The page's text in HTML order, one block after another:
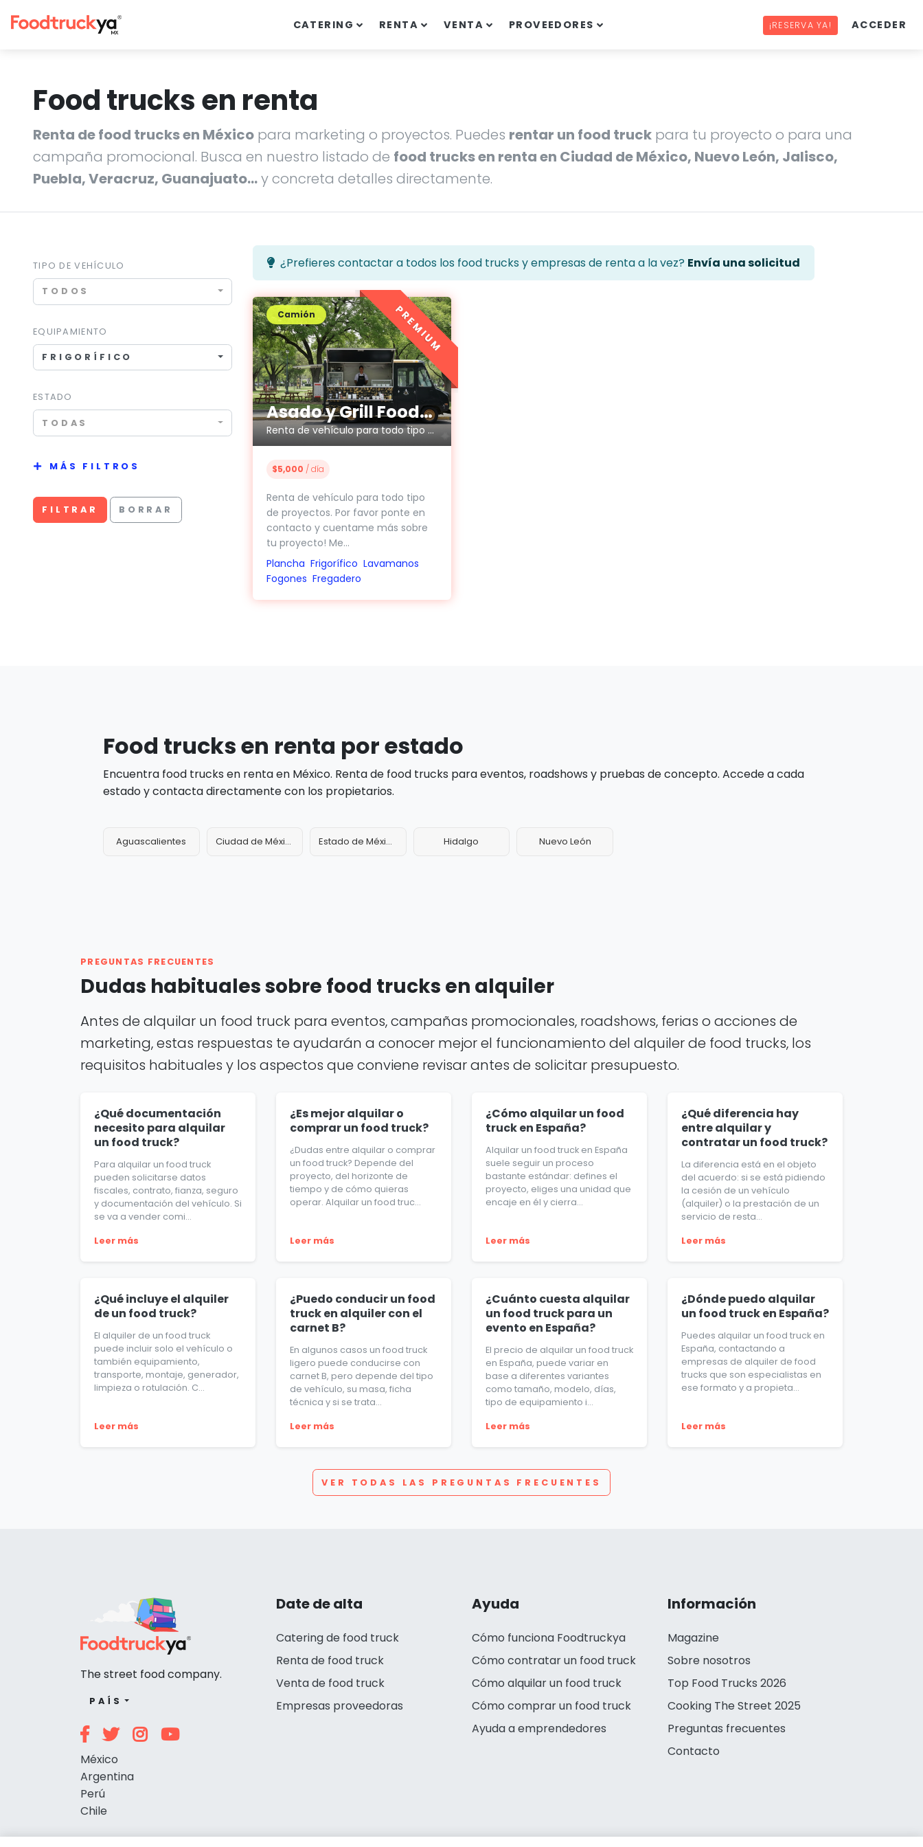
CATERING RENTA VENTA PROVEEDORES ¡RESERVA YA! ACCEDER
Food trucks en renta
Renta de food trucks en México para marketing o proyectos. Puedes rentar un food truck para tu proyecto o para una
campaña promocional. Busca en nuestro listado de food trucks en renta en Ciudad de México, Nuevo León, Jalisco,
Puebla, Veracruz, Guanajuato…y concreta detalles directamente.
TIPO DE VEHÍCULO
TODOS
EQUIPAMIENTO
FRIGORÍFICO
ESTADO
TODAS
MÁS FILTROS
FILTRAR BORRAR
¿Prefieres contactar a todos los food trucks y empresas de renta a la vez? Envía una solicitud
Asado y Grill FoodTruck
Renta de vehículo para todo tipo de eventos
Camión
$5,000 / día
Renta de vehículo para todo tipo
de proyectos. Por favor ponte en
contacto y cuentame más sobre
tu proyecto! Me...
Plancha Frigorífico Lavamanos
Fogones Fregadero
PREMIUM
Food trucks en renta por estado
Encuentra food trucks en renta en México. Renta de food trucks para eventos, roadshows y pruebas de concepto. Accede a cada
estado y contacta directamente con los propietarios.
Aguascalientes Ciudad de México Estado de México Hidalgo Nuevo León
PREGUNTAS FRECUENTES
Dudas habituales sobre food trucks en alquiler
Antes de alquilar un food truck para eventos, campañas promocionales, roadshows, ferias o acciones de
marketing, estas respuestas te ayudarán a conocer mejor el funcionamiento del alquiler de food trucks, los
requisitos habituales y los aspectos que conviene revisar antes de solicitar presupuesto.
¿Qué documentación
necesito para alquilar
un food truck?
Para alquilar un food truck
pueden solicitarse datos
fiscales, contrato, fianza, seguro
y documentación del vehículo. Si
se va a vender comi...
Leer más
¿Es mejor alquilar o
comprar un food truck?
¿Dudas entre alquilar o comprar
un food truck? Depende del
proyecto, del horizonte de
tiempo y de cómo quieras
operar. Alquilar un food truc...
Leer más
¿Cómo alquilar un food
truck en España?
Alquilar un food truck en España
suele seguir un proceso
bastante estándar: defines el
proyecto, eliges una unidad que
encaje en él y cierra...
Leer más
¿Qué diferencia hay
entre alquilar y
contratar un food truck?
La diferencia está en el objeto
del acuerdo: si se está pidiendo
la cesión de un vehículo
(alquiler) o la prestación de un
servicio de resta...
Leer más
¿Qué incluye el alquiler
de un food truck?
El alquiler de un food truck
puede incluir solo el vehículo o
también equipamiento,
transporte, montaje, generador,
limpieza o rotulación. C...
Leer más
¿Puedo conducir un food
truck en alquiler con el
carnet B?
En algunos casos un food truck
ligero puede conducirse con
carnet B, pero depende del tipo
de vehículo, su masa, ficha
técnica y si se trata...
Leer más
¿Cuánto cuesta alquilar
un food truck para un
evento en España?
El precio de alquilar un food truck
en España, puede variar en
base a diferentes variantes
como tamaño, modelo, días,
tipo de equipamiento i...
Leer más
¿Dónde puedo alquilar
un food truck en España?
Puedes alquilar un food truck en
España, contactando a
empresas de alquiler de food
trucks que son especialistas en
ese formato y a propieta...
Leer más
VER TODAS LAS PREGUNTAS FRECUENTES
Date de alta
Catering de food truck
Renta de food truck
Venta de food truck
Empresas proveedoras
Ayuda
Cómo funciona Foodtruckya
Cómo contratar un food truck
Cómo alquilar un food truck
Cómo comprar un food truck
Ayuda a emprendedores
Información
Magazine
Sobre nosotros
Top Food Trucks 2026
Cooking The Street 2025
Preguntas frecuentes
Contacto
The street food company.
PAÍS
México
Argentina
Perú
Chile